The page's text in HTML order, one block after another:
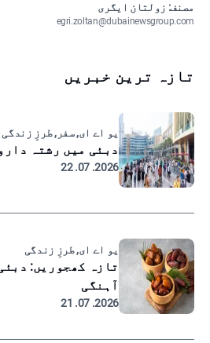
مصنف: زولتان ایگری
egri.zoltan@dubainewsgroup.com
تازہ ترین خبریں
یو اے ای, سفر, طرزِ زندگی
دبئی میں رشتہ
2026. 07. 22
یو اے ای, طرزِ زندگی
تازہ کھجوریں:
آہنگی
2026. 07. 21